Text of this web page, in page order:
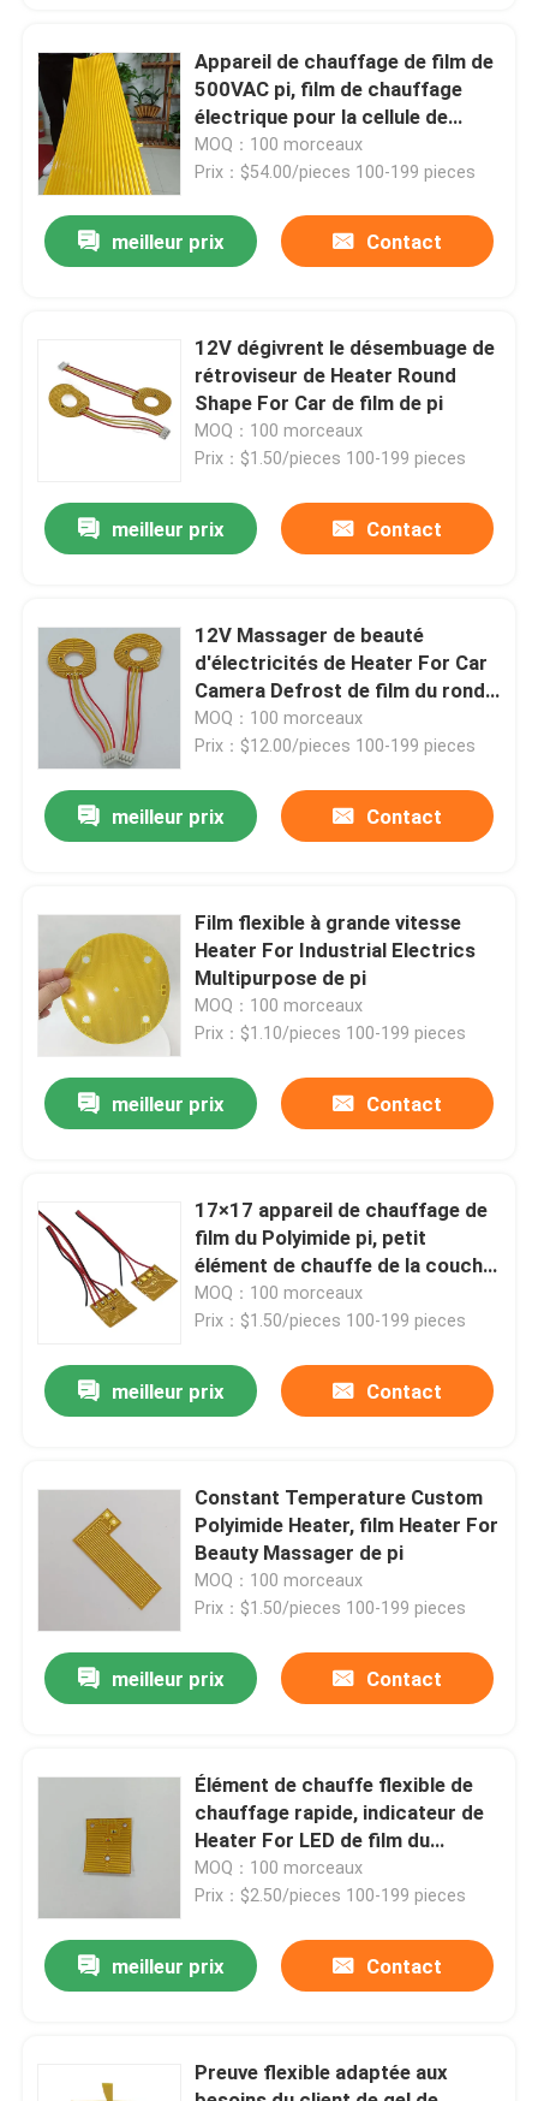
Maison
Vidéos
Au sujet de nous
Visite d'usine
Contrôle de qualité
Nouvelles
Demandez une citation
Appareil de chauffage de film de pi
Appareil de chauffage de film de
500VAC pi, film de chauffage
électrique pour la cellule de
batterie de puissance de
véhicule de New Energy
MOQ：100 morceaux
Prix：$54.00/pieces 100-199 pieces
meilleur prix Contact
12V dégivrent le désembuage de
rétroviseur de Heater Round
Shape For Car de film de pi
MOQ：100 morceaux
Prix：$1.50/pieces 100-199 pieces
meilleur prix Contact
12V Massager de beauté
d'électricités de Heater For Car
Camera Defrost de film du rond
pi
MOQ：100 morceaux
Prix：$12.00/pieces 100-199 pieces
meilleur prix Contact
Film flexible à grande vitesse
Heater For Industrial Electrics
Multipurpose de pi
MOQ：100 morceaux
Prix：$1.10/pieces 100-199 pieces
meilleur prix Contact
17×17 appareil de chauffage de
film du Polyimide pi, petit
élément de chauffe de la couche
mince universel
MOQ：100 morceaux
Prix：$1.50/pieces 100-199 pieces
meilleur prix Contact
Constant Temperature Custom
Polyimide Heater, film Heater For
Beauty Massager de pi
MOQ：100 morceaux
Prix：$1.50/pieces 100-199 pieces
meilleur prix Contact
Élément de chauffe flexible de
chauffage rapide, indicateur de
Heater For LED de film du
Polyimide pi
MOQ：100 morceaux
Prix：$2.50/pieces 100-199 pieces
meilleur prix Contact
Preuve flexible adaptée aux